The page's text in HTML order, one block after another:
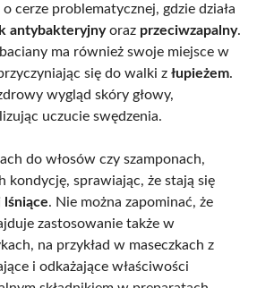
cerze problematycznej, gdzie działa
antybakteryjnyoraz przeciwzapalny.
ma również swoje miejsce w
się do walki z łupieżem.
wygląd skóry głowy,
uczucie swędzenia.
do włosów czy szamponach,
kondycję, sprawiając, że stają się
lśniące. Nie można zapominać, że
zastosowanie także w
na przykład w maseczkach z
i odkażające właściwości